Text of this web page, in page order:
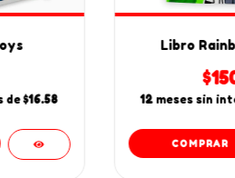
de$16.58
Libro
12 meses sin